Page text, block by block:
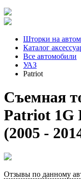
Шторки на
Каталог
Все автомобили
УАЗ
Patriot
Съемная
Patriot 1G
(2005 -
Отзывы по данному